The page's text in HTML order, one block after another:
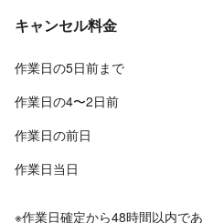
キャンセル料金
作業日の5日前まで
作業日の4〜2日前
作業日の前日
作業日当日
※作業日確定から48時間以内で